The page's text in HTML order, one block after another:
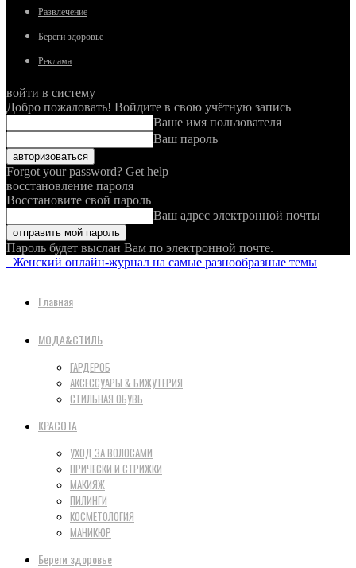
Развлечение
Береги здоровье
Реклама
войти в систему
Добро пожаловать! Войдите в свою учётную запись
Ваше имя пользователя
Ваш пароль
Forgot your password? Get help
восстановление пароля
Восстановите свой пароль
Ваш адрес электронной почты
Пароль будет выслан Вам по электронной почте.
Женский онлайн-журнал на самые разнообразные темы
Главная
МОДА&СТИЛЬ
ГАРДЕРОБ
АКСЕССУАРЫ & БИЖУТЕРИЯ
СТИЛЬНАЯ ОБУВЬ
КРАСОТА
УХОД ЗА ВОЛОСАМИ
ПРИЧЕСКИ И СТРИЖКИ
МАКИЯЖ
ПИЛИНГИ
КОСМЕТОЛОГИЯ
МАНИКЮР
Береги здоровье